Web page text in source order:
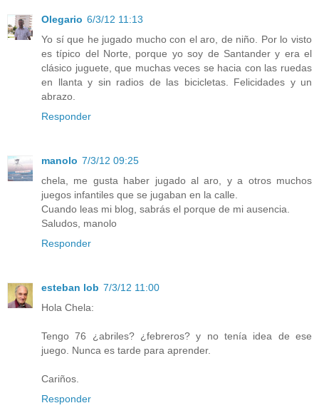
Olegario 6/3/12 11:13
Yo sí que he jugado mucho con el aro, de niño. Por lo visto
es típico del Norte, porque yo soy de Santander y era el
clásico juguete, que muchas veces se hacia con las ruedas
en llanta y sin radios de las bicicletas. Felicidades y un
abrazo.
Responder
manolo 7/3/12 09:25
chela, me gusta haber jugado al aro, y a otros muchos
juegos infantiles que se jugaban en la calle.
Cuando leas mi blog, sabrás el porque de mi ausencia.
Saludos, manolo
Responder
esteban lob 7/3/12 11:00
Hola Chela:
Tengo 76 ¿abriles? ¿febreros? y no tenía idea de ese
juego. Nunca es tarde para aprender.
Cariños.
Responder